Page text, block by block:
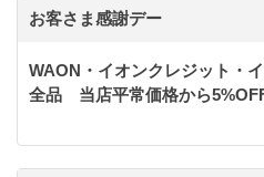
お客さま感謝デー
WAON・イオンクレジット・
全品 当店平常価格から